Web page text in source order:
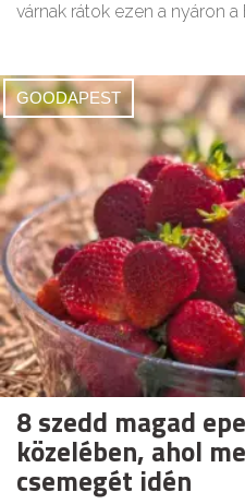
várnak rátok ezen a nyáron a
GOODAPEST
8 szedd magad
közelében, ahol
csemegét idén